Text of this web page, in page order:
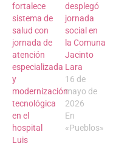
fortalece
sistema de
salud con
jornada de
atención
especializada
y
modernización
tecnológica
en el
hospital
Luis
desplegó
jornada
social en
la Comuna
Jacinto
Lara
16 de
mayo de
2026
En
«Pueblos»